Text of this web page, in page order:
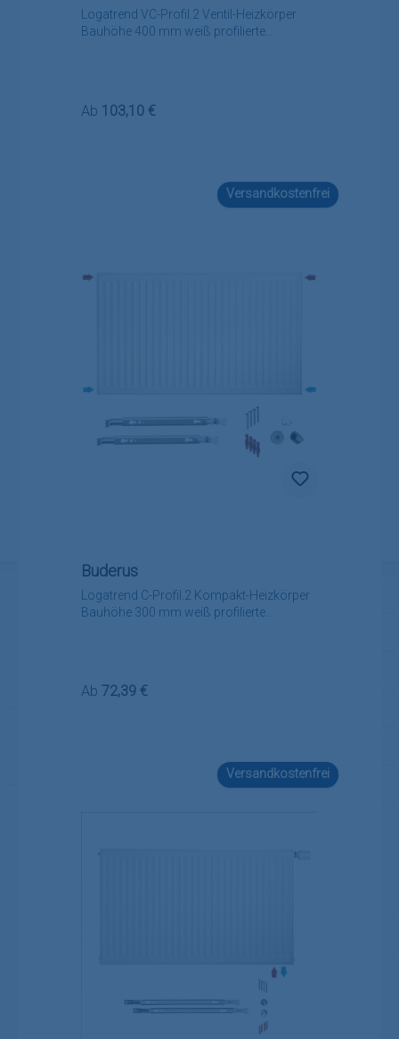
Logatrend VC-Profil.2 Ventil-Heizkörper
Bauhöhe 400 mm weiß profilierte
Regulärer Preis:
Ab 103,10 €
Versandkostenfrei
Logatrend C-Profil.2 Kompakt-Heizkörper
Bauhöhe 300 mm weiß profilierte
Buderus
Regulärer Preis:
Ab 72,39 €
Versandkostenfrei